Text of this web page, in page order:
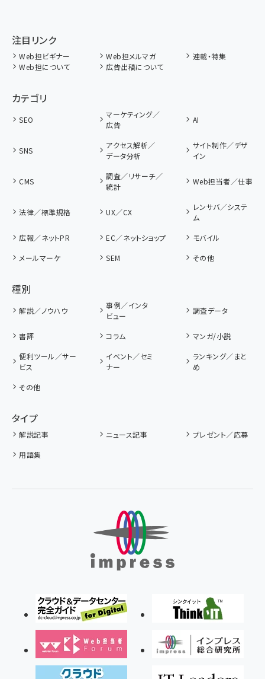
注目リンク
Web担ビギナー Web担メルマガ
連載・特集
Web担について
広告出稿について
カテゴリ
SEO
マーケティング／
広告
AI
SNS
アクセス解析／
データ分析
サイト制作／デザ
イン
CMS
調査／リサーチ／
統計
Web担当者／仕事
法律／標準規格 UX／CX
レンサバ／システ
ム
広報／ネットPR
EC／ネットショップ
モバイル
メールマーケ
SEM その他
種別
解説／ノウハウ
事例／インタ
ビュー
調査データ
書評 コラム
マンガ/小説
便利ツール／サー
ビス
イベント／セミ
ナー
ランキング／まと
め
その他
タイプ
解説記事 ニュース記事
プレゼント／応募
用語集